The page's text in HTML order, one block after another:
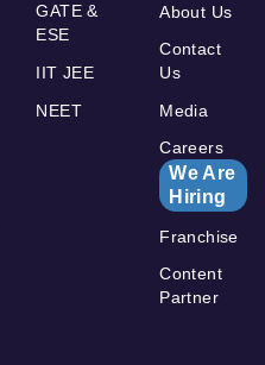
GATE &
ESE
IIT JEE
NEET
About Us
Contact
Us
Media
Careers
We Are
Hiring
Franchise
Content
Partner